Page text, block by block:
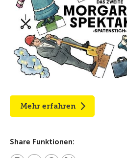
Mehr erfahren
Share Funktionen: